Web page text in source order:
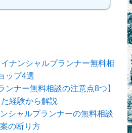
ナンシャルプランナー無料相
ップ4選
ンナー無料相談の注意点8つ】
経験から解説
シャルプランナーの無料相談
の断り方